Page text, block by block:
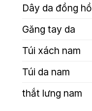
Dây da đồng hồ
Găng tay da
Túi xách nam
Túi da nam
thắt lưng nam